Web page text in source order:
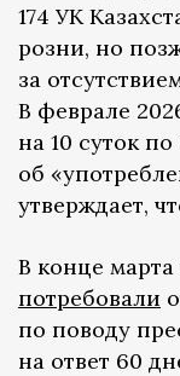
174 УК
розни, но
за
В феврале
на 10 суток
об
утверждает,
В конце
потребовали
по поводу
на ответ 60